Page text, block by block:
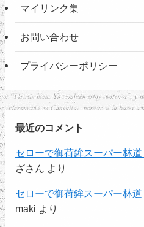
マイリンク集
お問い合わせ
プライバシーポリシー
最近のコメント
セローで御荷鉾スーパー林
ざさん より
セローで御荷鉾スーパー林
maki より